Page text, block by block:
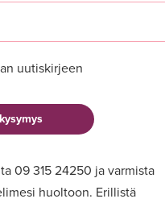
uutiskirjeen
09 315 24250 ja varmista
huoltoon. Erillistä